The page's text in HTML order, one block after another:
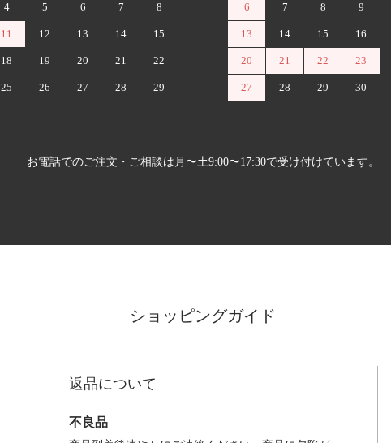
4 5 6 7 8
11 12 13 14 15
18 19 20 21 22
25 26 27 28 29
6 7 8 9
13 14 15 16
20 21 22 23
27 28 29 30
お電話でのご注文・ご相談は月〜土9:00〜17:30で受け付けています。
ショッピングガイド
返品について
不良品